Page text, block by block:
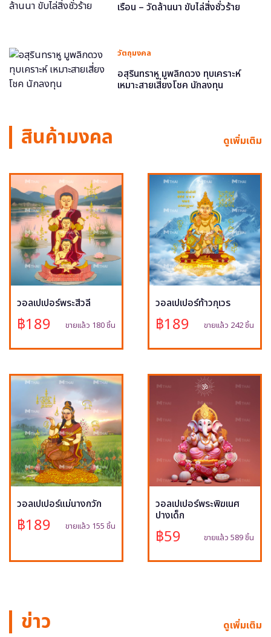
เรือน – วัดล้านนา ขับไล่สิ่งชั่วร้าย
วัตถุมงคล
อสุรินทราหู มูพลิกดวง ทุบเคราะห์
เหมาะสายเสี่ยงโชค นักลงทุน
สินค้ามงคล ดูเพิ่มเติม
วอลเปเปอร์พระสีวลี
฿189 ขายแล้ว 180 ชิ้น
วอลเปเปอร์ท้าวกุเวร
฿189 ขายแล้ว 242 ชิ้น
วอลเปเปอร์แม่นางกวัก
฿189 ขายแล้ว 155 ชิ้น
วอลเปเปอร์พระพิฆเนศ
ปางเด็ก
฿59 ขายแล้ว 589 ชิ้น
ข่าว ดูเพิ่มเติม